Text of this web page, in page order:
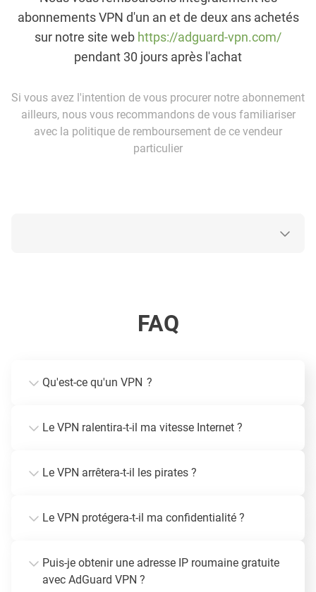
abonnements VPN d'un an et de deux ans achetés
sur notre site web https://adguard-vpn.com/
pendant 30 jours après l'achat
Si vous avez l'intention de vous procurer notre abonnement
ailleurs, nous vous recommandons de vous familiariser
avec la politique de remboursement de ce vendeur
particulier
FAQ
Qu'est-ce qu'un VPN ?
Le VPN ralentira-t-il ma vitesse Internet ?
Le VPN arrêtera-t-il les pirates ?
Le VPN protégera-t-il ma confidentialité ?
Puis-je obtenir une adresse IP roumaine gratuite
avec AdGuard VPN ?